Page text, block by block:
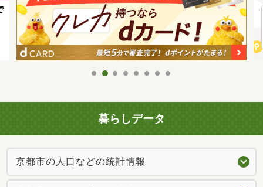
暮らしデータ
京都市の人口などの統計情報